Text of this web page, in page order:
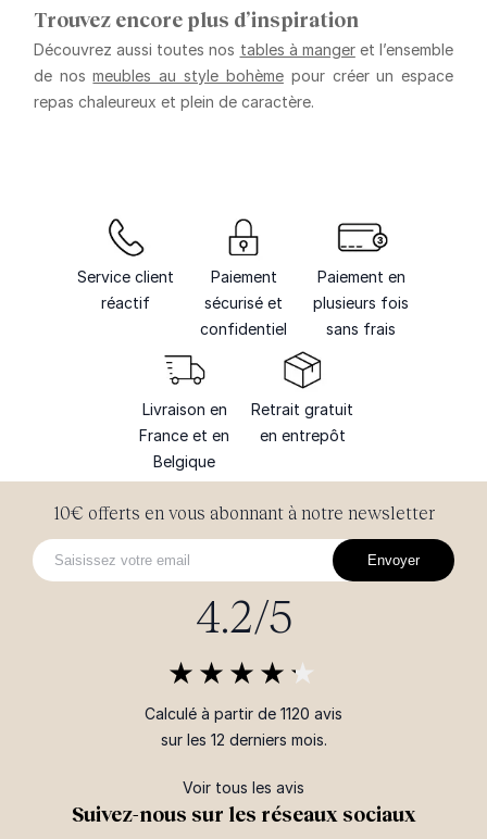
Trouvez encore plus d’inspiration
Découvrez aussi toutes nos tables à mangeret l’ensemble
de nosmeubles au style bohèmepour créer un espace
repas chaleureux et plein de caractère.
Service client
réactif
Paiement
sécurisé et
confidentiel
Paiement en
plusieurs fois
sans frais
Livraison en
France et en
Belgique
Retrait gratuit
en entrepôt
Suivez-nous sur les réseaux sociaux
10€ offerts en vous abonnant à notre newsletter
Envoyer
4.2/5
Calculé à partir de 1120 avis
sur les 12 derniers mois.
Voir tous les avis